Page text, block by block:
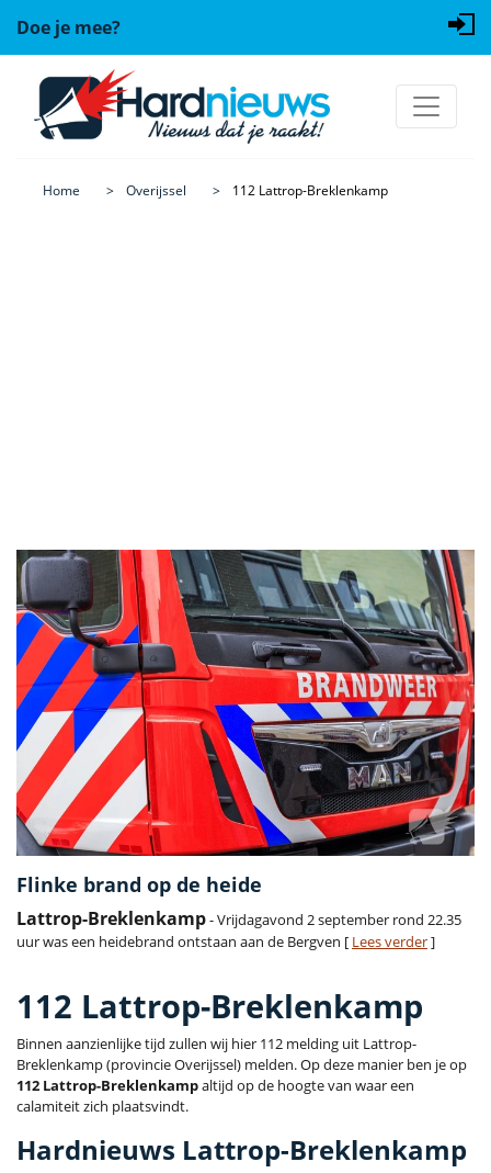
Doe je mee?
Home Overijssel 112 Lattrop-Breklenkamp
Flinke brand op de heide
Lattrop-Breklenkamp- Vrijdagavond 2 september rond 22.35
uur was een heidebrand ontstaan aan de Bergven [ Lees verder]
112 Lattrop-Breklenkamp
Binnen aanzienlijke tijd zullen wij hier 112 melding uit Lattrop-
Breklenkamp (provincie Overijssel) melden. Op deze manier ben je op
112 Lattrop-Breklenkampaltijd op de hoogte van waar een
calamiteit zich plaatsvindt.
Hardnieuws Lattrop-Breklenkamp